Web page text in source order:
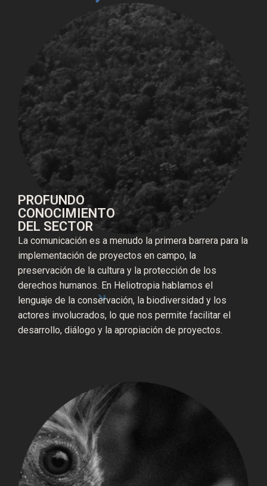
PROFUNDO
CONOCIMIENTO
DEL SECTOR
La comunicación es a menudo la primera barrera para la
implementación de proyectos en campo, la
preservación de la cultura y la protección de los
derechos humanos. En Heliotropia hablamos el
lenguaje de la conservación, la biodiversidad y los
actores involucrados, lo que nos permite facilitar el
desarrollo, diálogo y la apropiación de proyectos.